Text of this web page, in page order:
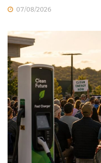
07/08/2026